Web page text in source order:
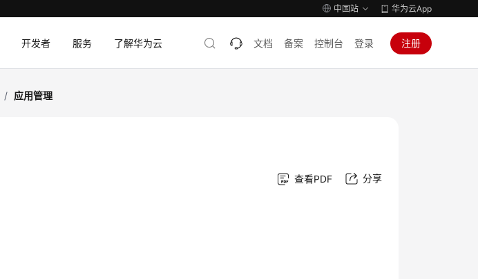
中国站 华为云App
开发者 服务 了解华为云 文档 备案 控制台 登录 注册
/ 应用管理
查看PDF 分享